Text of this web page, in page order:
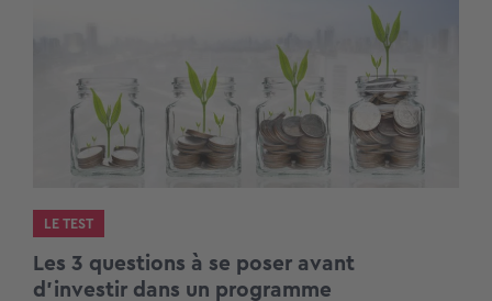
LE TEST
Les 3 questions à se poser avant
d’investir dans un programme